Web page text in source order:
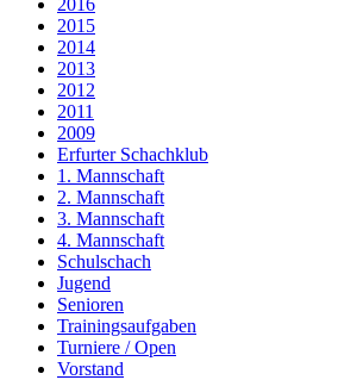
2015
2014
2013
2012
2011
2009
Erfurter Schachklub
1. Mannschaft
2. Mannschaft
3. Mannschaft
4. Mannschaft
Schulschach
Jugend
Senioren
Trainingsaufgaben
Turniere / Open
Vorstand